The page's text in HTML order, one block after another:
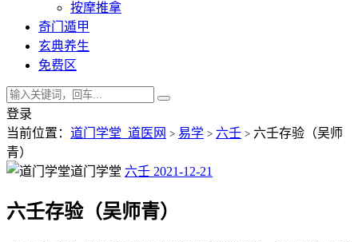
按摩推拿
奇门遁甲
玄典养生
免费区
登录
当前位置： 道门学堂_道医网 > 易学 > 六壬 > 六壬存验（吴师
青）
道门学堂 六壬 2021-12-21
六壬存验（吴师青）